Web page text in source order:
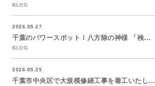
BLOG
2026.05.27
千葉のパワースポット！八方除の神様 「検...
BLOG
2026.05.25
千葉市中央区で大規模修繕工事を着工いたし...